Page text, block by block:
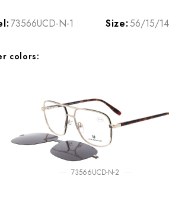
73566UCD-N-1 Size:56/15/
colors:
73566UCD-N-2